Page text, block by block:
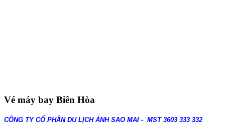
Vé máy bay Biên Hòa
CÔNG TY CỔ PHẦN DU LỊCH ÁNH SAO MAI - MST 3603 333 332